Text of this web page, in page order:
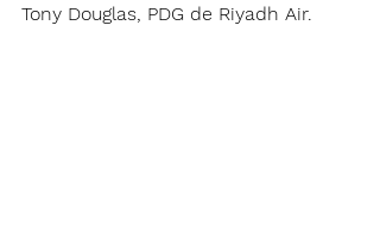
Tony Douglas, PDG de Riyadh Air.